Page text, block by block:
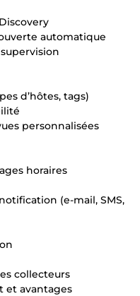
automatique
d’hôtes, tags)
personnalisées
horaires
(e-mail, SMS,
collecteurs
et avantages